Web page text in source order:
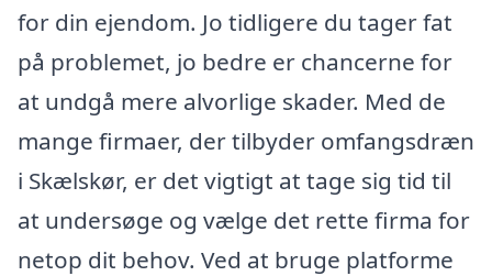
for din ejendom. Jo tidligere du tager fat
på problemet, jo bedre er chancerne for
at undgå mere alvorlige skader. Med de
mange firmaer, der tilbyder omfangsdræn
i Skælskør, er det vigtigt at tage sig tid til
at undersøge og vælge det rette firma for
netop dit behov. Ved at bruge platforme